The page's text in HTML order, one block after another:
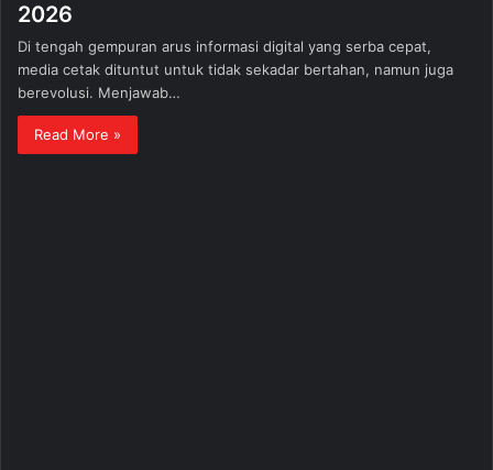
2026
Di tengah gempuran arus informasi digital yang serba cepat,
media cetak dituntut untuk tidak sekadar bertahan, namun juga
berevolusi. Menjawab…
Read More »